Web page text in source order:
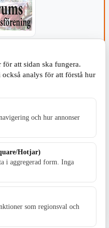
1991 som sedan 2002 ger
lanserades Värnamo.nu. Från
tre kommuner: Gnosjö,
kommun.
oss
568 92 Skillingaryd
att sidan ska fungera.
analys för att förstå hur
och hur annonser
Hotjar)
i aggregerad form. Inga
som regionsval och